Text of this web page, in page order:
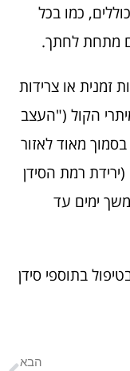
כמו בכל
מתחת לחתך.
לצרידות זמנית או צרידות
הקול ("העצב
מאוד לאזור
רמת הסידן
נמשך ימים עד
בטיפול בתוספי סידן
הבא